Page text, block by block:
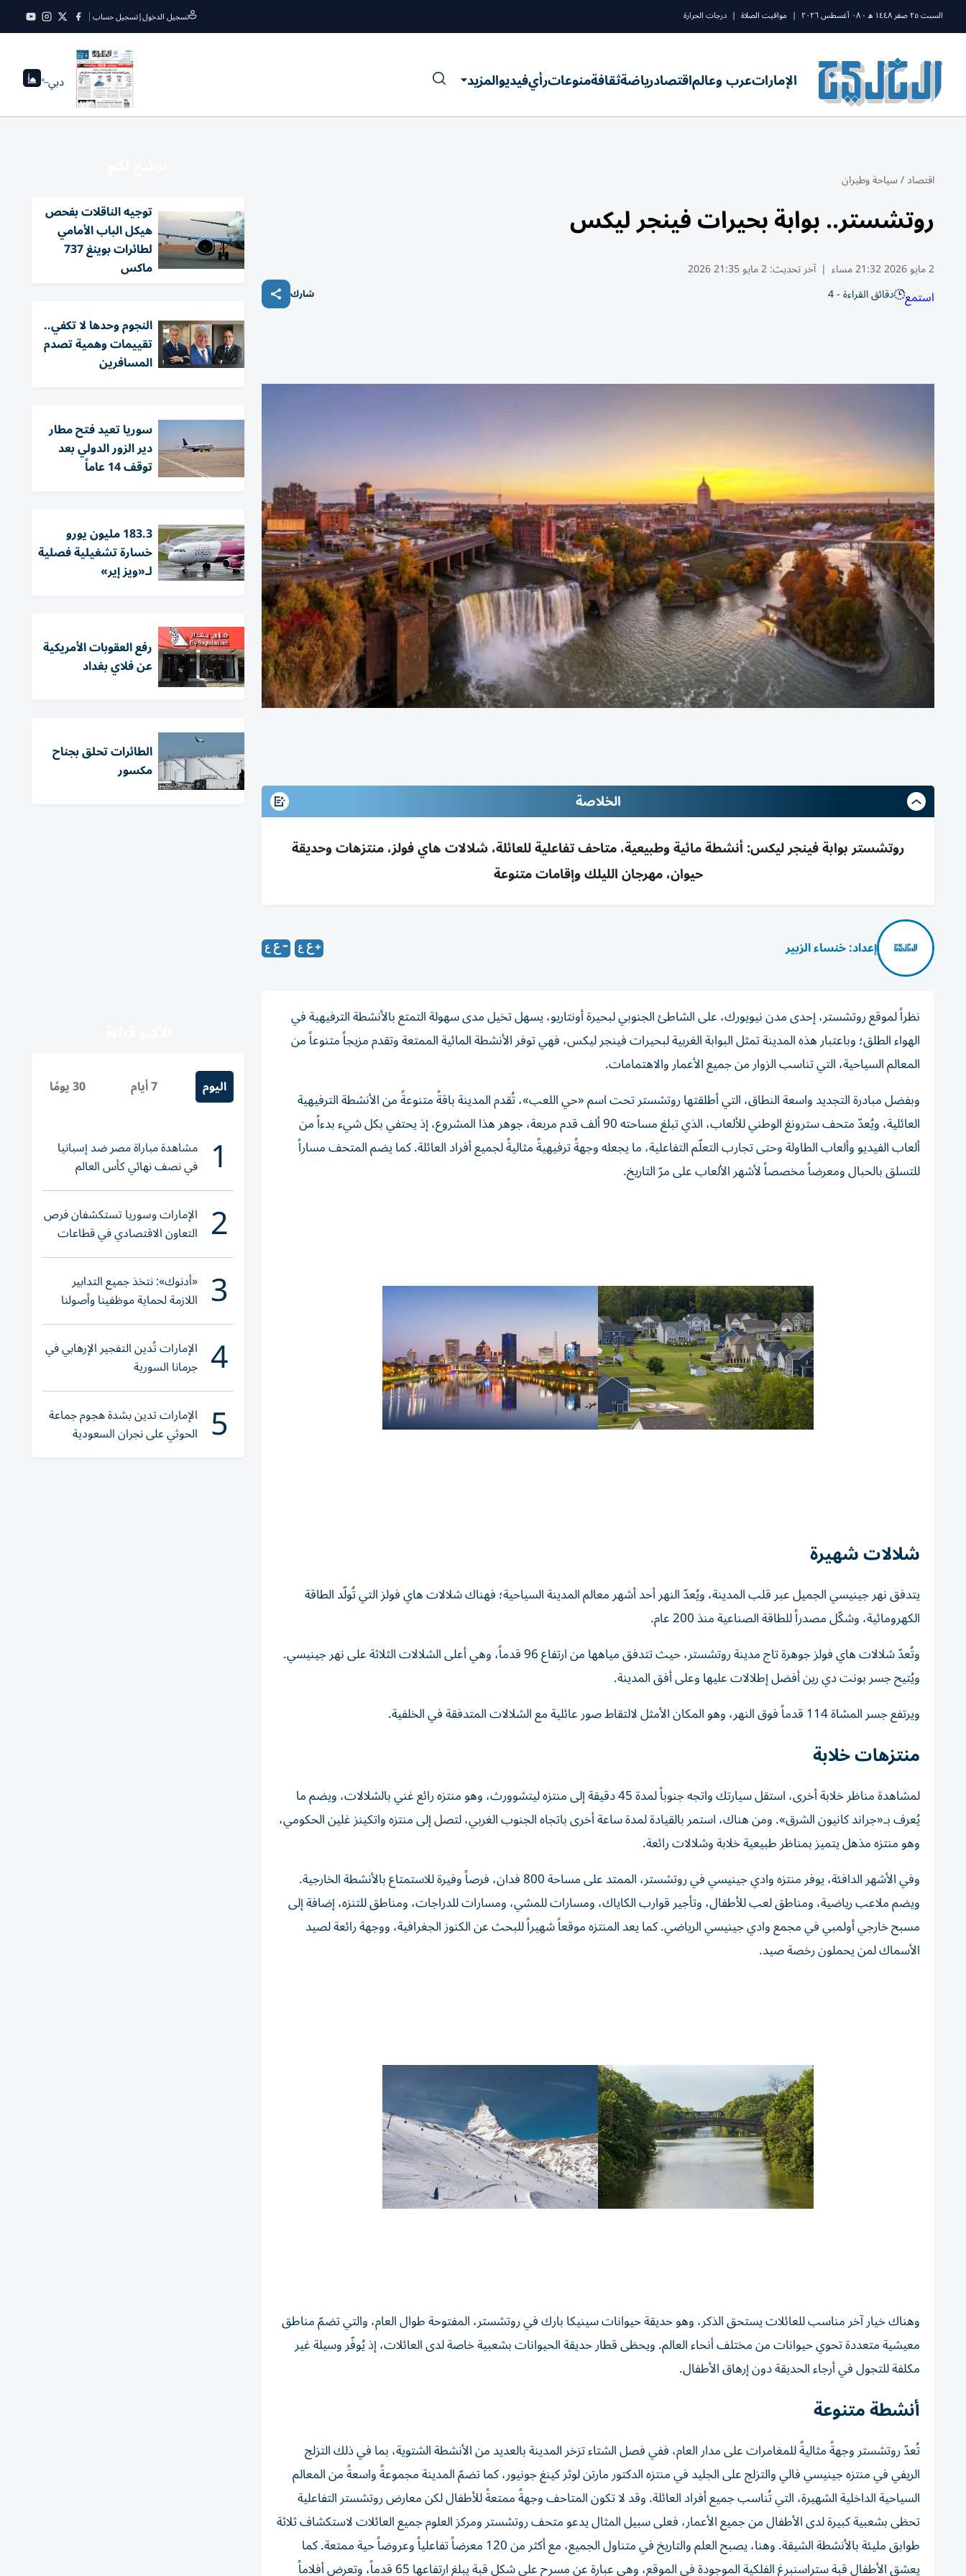
السبت ٢٥ صفر ١٤٤٨ ه - ٠٨ أغسطس ٢٠٢٦ | مواقيت الصلاة | درجات الحرارة تسجيل الدخول|تسجيل حساب
الإماراتعرب وعالماقتصادرياضةثقافةمنوعاترأيفيديوالمزيد دبي--°
اقتصاد/سياحة وطيران
روتشستر.. بوابة بحيرات فينجر ليكس
2 مايو 2026 21:32 مساء | آخر تحديث:2 مايو 21:35 2026
استمع دقائق القراءة - 4 شارك
الخلاصة
روتشستر بوابة فينجر ليكس: أنشطة مائية وطبيعية، متاحف تفاعلية للعائلة، شلالات هاي فولز، منتزهات وحديقة
حيوان، مهرجان الليلك وإقامات متنوعة
إعداد: خنساء الزبير
نظراً لموقع روتشستر، إحدى مدن نيويورك، على الشاطئ الجنوبي لبحيرة أونتاريو، يسهل تخيل مدى سهولة التمتع بالأنشطة الترفيهية في
الهواء الطلق؛ وباعتبار هذه المدينة تمثل البوابة الغربية لبحيرات فينجر ليكس، فهي توفر الأنشطة المائية الممتعة وتقدم مزيجاً متنوعاً من
المعالم السياحية، التي تناسب الزوار من جميع الأعمار والاهتمامات.
وبفضل مبادرة التجديد واسعة النطاق، التي أطلقتها روتشستر تحت اسم «حي اللعب»، تُقدم المدينة باقةً متنوعةً من الأنشطة الترفيهية
العائلية، ويُعدّ متحف سترونغ الوطني للألعاب، الذي تبلغ مساحته 90 ألف قدم مربعة، جوهر هذا المشروع، إذ يحتفي بكل شيء بدءاً من
ألعاب الفيديو وألعاب الطاولة وحتى تجارب التعلّم التفاعلية، ما يجعله وجهةً ترفيهيةً مثاليةً لجميع أفراد العائلة. كما يضم المتحف مساراً
للتسلق بالحبال ومعرضاً مخصصاً لأشهر الألعاب على مرّ التاريخ.
شلالات شهيرة
يتدفق نهر جينيسي الجميل عبر قلب المدينة، ويُعدّ النهر أحد أشهر معالم المدينة السياحية؛ فهناك شلالات هاي فولز التي تُولّد الطاقة
الكهرومائية، وشكّل مصدراً للطاقة الصناعية منذ 200 عام.
وتُعدّ شلالات هاي فولز جوهرة تاج مدينة روتشستر، حيث تتدفق مياهها من ارتفاع 96 قدماً، وهي أعلى الشلالات الثلاثة على نهر جينيسي.
ويُتيح جسر بونت دي رين أفضل إطلالات عليها وعلى أفق المدينة.
ويرتفع جسر المشاة 114 قدماً فوق النهر، وهو المكان الأمثل لالتقاط صور عائلية مع الشلالات المتدفقة في الخلفية.
منتزهات خلابة
لمشاهدة مناظر خلابة أخرى، استقل سيارتك واتجه جنوباً لمدة 45 دقيقة إلى منتزه ليتشوورث، وهو منتزه رائع غني بالشلالات، ويضم ما
يُعرف بـ«جراند كانيون الشرق». ومن هناك، استمر بالقيادة لمدة ساعة أخرى باتجاه الجنوب الغربي، لتصل إلى منتزه واتكينز غلين الحكومي،
وهو منتزه مذهل يتميز بمناظر طبيعية خلابة وشلالات رائعة.
وفي الأشهر الدافئة، يوفر منتزه وادي جينيسي في روتشستر، الممتد على مساحة 800 فدان، فرصاً وفيرة للاستمتاع بالأنشطة الخارجية.
ويضم ملاعب رياضية، ومناطق لعب للأطفال، وتأجير قوارب الكاياك، ومسارات للمشي، ومسارات للدراجات، ومناطق للتنزه، إضافة إلى
مسبح خارجي أولمبي في مجمع وادي جينيسي الرياضي. كما يعد المنتزه موقعاً شهيراً للبحث عن الكنوز الجغرافية، ووجهة رائعة لصيد
الأسماك لمن يحملون رخصة صيد.
وهناك خيار آخر مناسب للعائلات يستحق الذكر، وهو حديقة حيوانات سينيكا بارك في روتشستر، المفتوحة طوال العام، والتي تضمّ مناطق
معيشية متعددة تحوي حيوانات من مختلف أنحاء العالم. ويحظى قطار حديقة الحيوانات بشعبية خاصة لدى العائلات، إذ يُوفّر وسيلة غير
مكلفة للتجول في أرجاء الحديقة دون إرهاق الأطفال.
أنشطة متنوعة
تُعدّ روتشستر وجهةً مثاليةً للمغامرات على مدار العام، ففي فصل الشتاء تزخر المدينة بالعديد من الأنشطة الشتوية، بما في ذلك التزلج
الريفي في منتزه جينيسي فالي والتزلج على الجليد في منتزه الدكتور مارتن لوثر كينغ جونيور، كما تضمّ المدينة مجموعةً واسعةً من المعالم
السياحية الداخلية الشهيرة، التي تُناسب جميع أفراد العائلة. وقد لا تكون المتاحف وجهةً ممتعةً للأطفال لكن معارض روتشستر التفاعلية
تحظى بشعبية كبيرة لدى الأطفال من جميع الأعمار، فعلى سبيل المثال يدعو متحف روتشستر ومركز العلوم جميع العائلات لاستكشاف ثلاثة
طوابق مليئة بالأنشطة الشيقة. وهنا، يصبح العلم والتاريخ في متناول الجميع، مع أكثر من 120 معرضاً تفاعلياً وعروضاً حية ممتعة. كما
يعشق الأطفال قبة ستراسنبرغ الفلكية الموجودة في الموقع، وهي عبارة عن مسرح على شكل قبة يبلغ ارتفاعها 65 قدماً، وتعرض أفلاماً
توجيه الناقلات بفحص
هيكل الباب الأمامي
لطائرات بوينغ 737
ماكس
النجوم وحدها لا تكفي..
تقييمات وهمية تصدم
المسافرين
سوريا تعيد فتح مطار
دير الزور الدولي بعد
توقف 14 عاماً
183.3 مليون يورو
خسارة تشغيلية فصلية
لـ«ويز إير»
رفع العقوبات الأمريكية
عن فلاي بغداد
الطائرات تحلق بجناح
مكسور
اليوم 7 أيام 30 يومًا
1 مشاهدة مباراة مصر ضد إسبانيا
في نصف نهائي كأس العالم
لناشئات اليد 2026
2 الإمارات وسوريا تستكشفان فرص
التعاون الاقتصادي في قطاعات
حيوية
3 «أدنوك»: نتخذ جميع التدابير
اللازمة لحماية موظفينا وأصولنا
وعملياتنا
4 الإمارات تُدين التفجير الإرهابي في
جرمانا السورية
5 الإمارات تدين بشدة هجوم جماعة
الحوثي على نجران السعودية